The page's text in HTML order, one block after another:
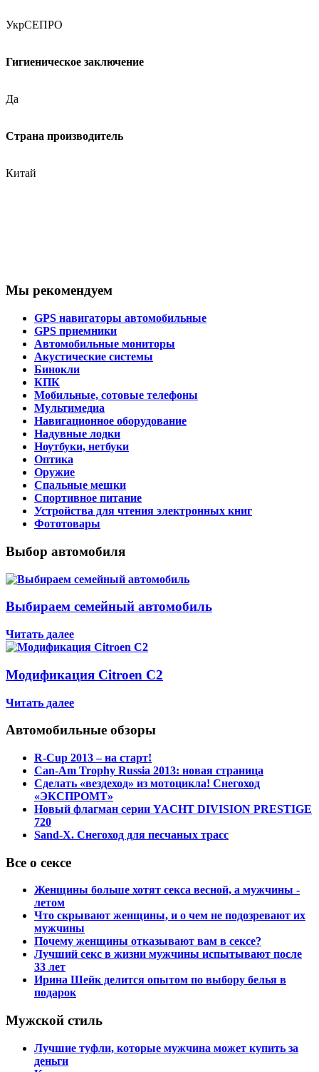
УкрСЕПРО
Гигиеническое заключение
Да
Страна производитель
Китай
Мы рекомендуем
GPS навигаторы автомобильные
GPS приемники
Автомобильные мониторы
Акустические системы
Бинокли
КПК
Мобильные, сотовые телефоны
Мультимедиа
Навигационное оборудование
Надувные лодки
Ноутбуки, нетбуки
Оптика
Оружие
Спальные мешки
Спортивное питание
Устройства для чтения электронных книг
Фототовары
Выбор автомобиля
Выбираем семейный автомобиль
Читать далее
Модификация Citroen С2
Читать далее
Автомобильные обзоры
R-Cup 2013 – на старт!
Can-Am Trophy Russia 2013: новая страница
Сделать «вездеход» из мотоцикла! Снегоход
«ЭКСПРОМТ»
Новый флагман серии YACHT DIVISION PRESTIGE
720
Sand-X. Снегоход для песчаных трасс
Все о сексе
Женщины больше хотят секса весной, а мужчины -
летом
Что скрывают женщины, и о чем не подозревают их
мужчины
Почему женщины отказывают вам в сексе?
Лучший секс в жизни мужчины испытывают после
33 лет
Ирина Шейк делится опытом по выбору белья в
подарок
Мужской стиль
Лучшие туфли, которые мужчина может купить за
деньги